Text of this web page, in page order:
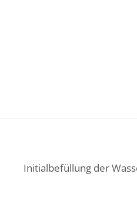
Initialbefüllung der